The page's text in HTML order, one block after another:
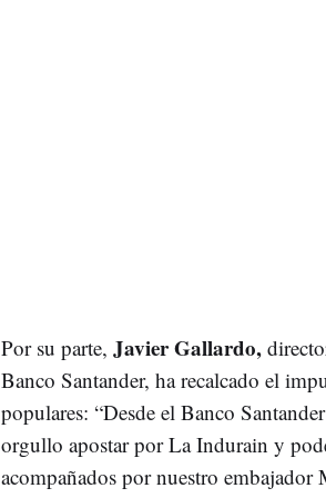
Por su parte, Javier Gallardo,
Banco Santander, ha recalcado el
populares: “Desde el Banco
orgullo apostar por La Indurain y
acompañados por nuestro